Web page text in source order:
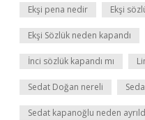
Ekşi pena nedir Ekşi
Ekşi Sözlük neden kapandı
İnci sözlük kapandı mı
Sedat Doğan nereli
Sedat kapanoğlu neden